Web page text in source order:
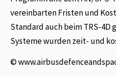
vereinbarten Fristen und
Standard auch beim TRS-4D
Systeme wurden zeit- und
©